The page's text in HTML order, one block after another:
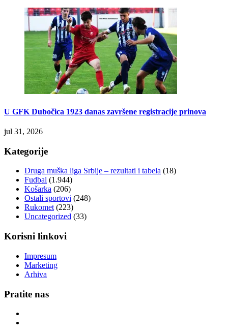
U GFK Dubočica 1923 danas završene registracije prinova
jul 31, 2026
Kategorije
Druga muška liga Srbije – rezultati i tabela (18)
Fudbal (1.944)
Košarka (206)
Ostali sportovi (248)
Rukomet(223)
Uncategorized (33)
Korisni linkovi
Impresum
Marketing
Arhiva
Pratite nas